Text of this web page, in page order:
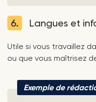
6. Langues et
Utile si vous travaillez
ou que vous maîtrisez
Exemple de